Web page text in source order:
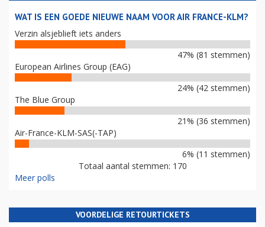
WAT IS EEN GOEDE NIEUWE NAAM VOOR AIR FRANCE-KLM?
Verzin alsjeblieft iets anders
47% (81 stemmen)
European Airlines Group (EAG)
24% (42 stemmen)
The Blue Group
21% (36 stemmen)
Air-France-KLM-SAS(-TAP)
6% (11 stemmen)
Totaal aantal stemmen: 170
Meer polls
VOORDELIGE RETOURTICKETS